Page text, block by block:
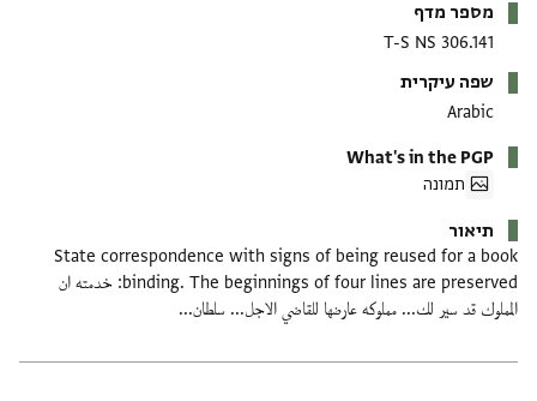
מספר מדף
T-S NS 306.141
שפה עיקרית
Arabic
What's in the PGP
תמונה
תיאור
State correspondence with signs of being reused for a book
binding. The beginnings of four lines are preserved: خدمته ان
المملوك قد سير لك... مملوكه عارضها للقاضي الاجل... سلطان...